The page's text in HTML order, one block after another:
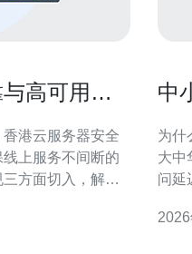
高可用架
港云服务器安全
上服务不间断的
方面切入，解析
香港云服
中
为什
大中
问延
性及